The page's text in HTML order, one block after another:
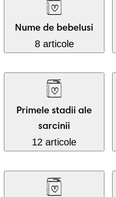
Nume de bebelusi
8 articole
Primele stadii ale
sarcinii
12 articole